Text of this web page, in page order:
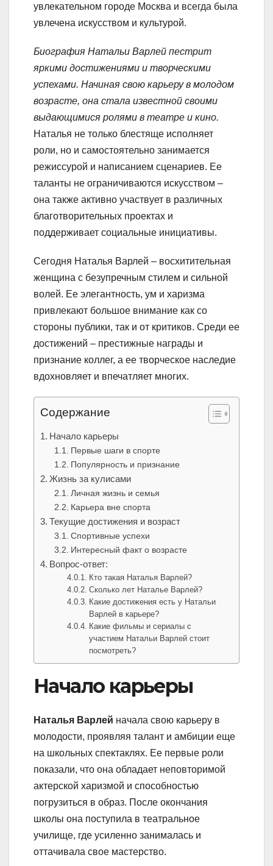
увлекательном городе Москва и всегда была
увлечена искусством и культурой.
Биография Натальи Варлей пестрит
яркими достижениями и творческими
успехами. Начиная свою карьеру в молодом
возрасте, она стала известной своими
выдающимися ролями в театре и кино.
Наталья не только блестяще исполняет
роли, но и самостоятельно занимается
режиссурой и написанием сценариев. Ее
таланты не ограничиваются искусством –
она также активно участвует в различных
благотворительных проектах и
поддерживает социальные инициативы.
Сегодня Наталья Варлей – восхитительная
женщина с безупречным стилем и сильной
волей. Ее элегантность, ум и харизма
привлекают большое внимание как со
стороны публики, так и от критиков. Среди ее
достижений – престижные награды и
признание коллег, а ее творческое наследие
вдохновляет и впечатляет многих.
Содержание
Начало карьеры
Первые шаги в спорте
Популярность и признание
Жизнь за кулисами
Личная жизнь и семья
Карьера вне спорта
Текущие достижения и возраст
Спортивные успехи
Интересный факт о возрасте
Вопрос-ответ:
Кто такая Наталья Варлей?
Сколько лет Наталье Варлей?
Какие достижения есть у Натальи
Варлей в карьере?
Какие фильмы и сериалы с
участием Натальи Варлей стоит
посмотреть?
Начало карьеры
Наталья Варлей начала свою карьеру в
молодости, проявляя талант и амбиции еще
на школьных спектаклях. Ее первые роли
показали, что она обладает неповторимой
актерской харизмой и способностью
погрузиться в образ. После окончания
школы она поступила в театральное
училище, где усиленно занималась и
оттачивала свое мастерство.